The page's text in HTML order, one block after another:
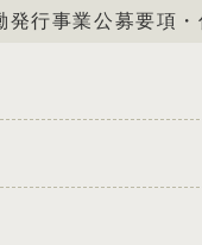
発行事業公募要項・